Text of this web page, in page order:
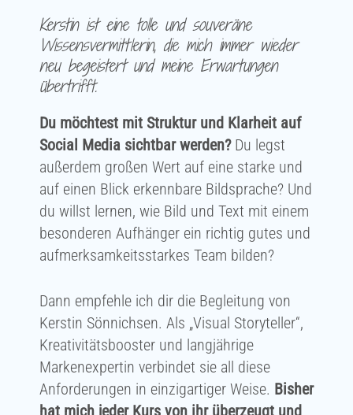
Kerstin ist eine tolle und souveräne
Wissensvermittlerin, die mich immer wieder
neu begeistert und meine Erwartungen
übertrifft.
Du möchtest mit Struktur und Klarheit auf
Social Media sichtbar werden?Du legst
außerdem großen Wert auf eine starke und
auf einen Blick erkennbare Bildsprache? Und
du willst lernen, wie Bild und Text mit einem
besonderen Aufhänger ein richtig gutes und
aufmerksamkeitsstarkes Team bilden?
Dann empfehle ich dir die Begleitung von
Kerstin Sönnichsen. Als „Visual Storyteller“,
Kreativitätsbooster und langjährige
Markenexpertin verbindet sie all diese
Anforderungen in einzigartiger Weise. Bisher
hat mich jeder Kurs von ihr überzeugt und